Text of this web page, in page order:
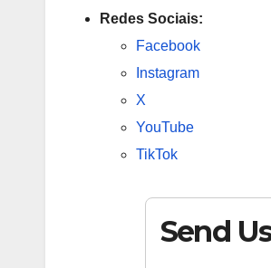
Redes Sociais:
Facebook
Instagram
X
YouTube
TikTok
Send